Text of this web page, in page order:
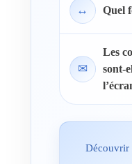
↔ Quel
✉
Les
sont-
Découvrir